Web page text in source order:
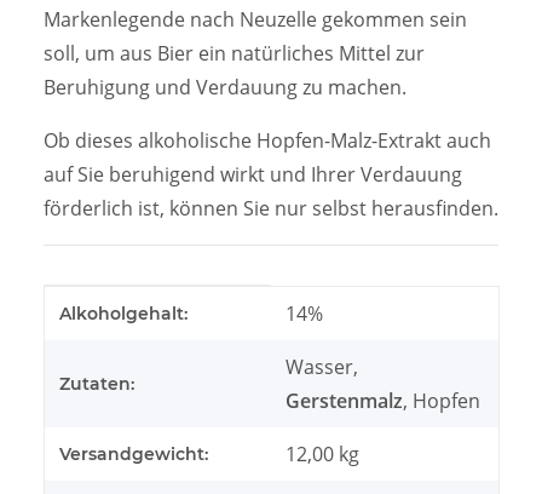
Markenlegende nach Neuzelle gekommen sein
soll, um aus Bier ein natürliches Mittel zur
Beruhigung und Verdauung zu machen.
Ob dieses alkoholische Hopfen-Malz-Extrakt auch
auf Sie beruhigend wirkt und Ihrer Verdauung
förderlich ist, können Sie nur selbst herausfinden.
Produkteigenschaft
Wert
Alkoholgehalt: 14%
Zutaten:
Wasser,
Gerstenmalz, Hopfen
Versandgewicht:
12,00 kg